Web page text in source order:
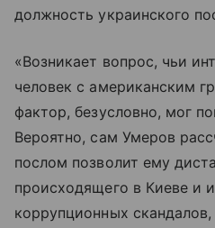
должность украинского
«Возникает вопрос, чьи
человек с американским
фактор, безусловно, мог
Вероятно, сам Умеров
послом позволит ему
происходящего в Киеве и
коррупционных